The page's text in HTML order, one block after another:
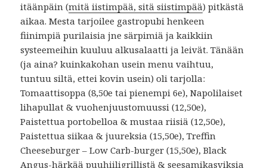
itäänpäin (mitä iistimpää, sitä siistimpää) pitkästä
aikaa. Mesta tarjoilee gastropubi henkeen
fiinimpiä purilaisia jne särpimiä ja kaikkiin
systeemeihin kuuluu alkusalaatti ja leivät. Tänään
(ja aina? kuinkakohan usein menu vaihtuu,
tuntuu siltä, ettei kovin usein) oli tarjolla:
Tomaattisoppa (8,50e tai pienempi 6e), Napolilaiset
lihapullat & vuohenjuustomuussi (12,50e),
Paistettua portobelloa & mustaa riisiä (12,50e),
Paistettua siikaa & juureksia (15,50e), Treffin
Cheeseburger – Low Carb-burger (15,50e), Black
Angus-härkää puuhiiligrillistä & seesamikasviksia